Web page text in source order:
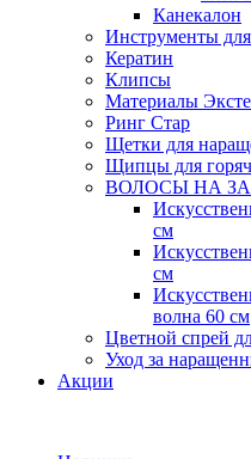
Канекалон
Инструменты
Кератин
Клипсы
Материалы
Ринг Стар
Щетки для
Щипцы для
ВОЛОСЫ НА
см
см
волна 60 см
Цветной спрей
Уход за
Акции